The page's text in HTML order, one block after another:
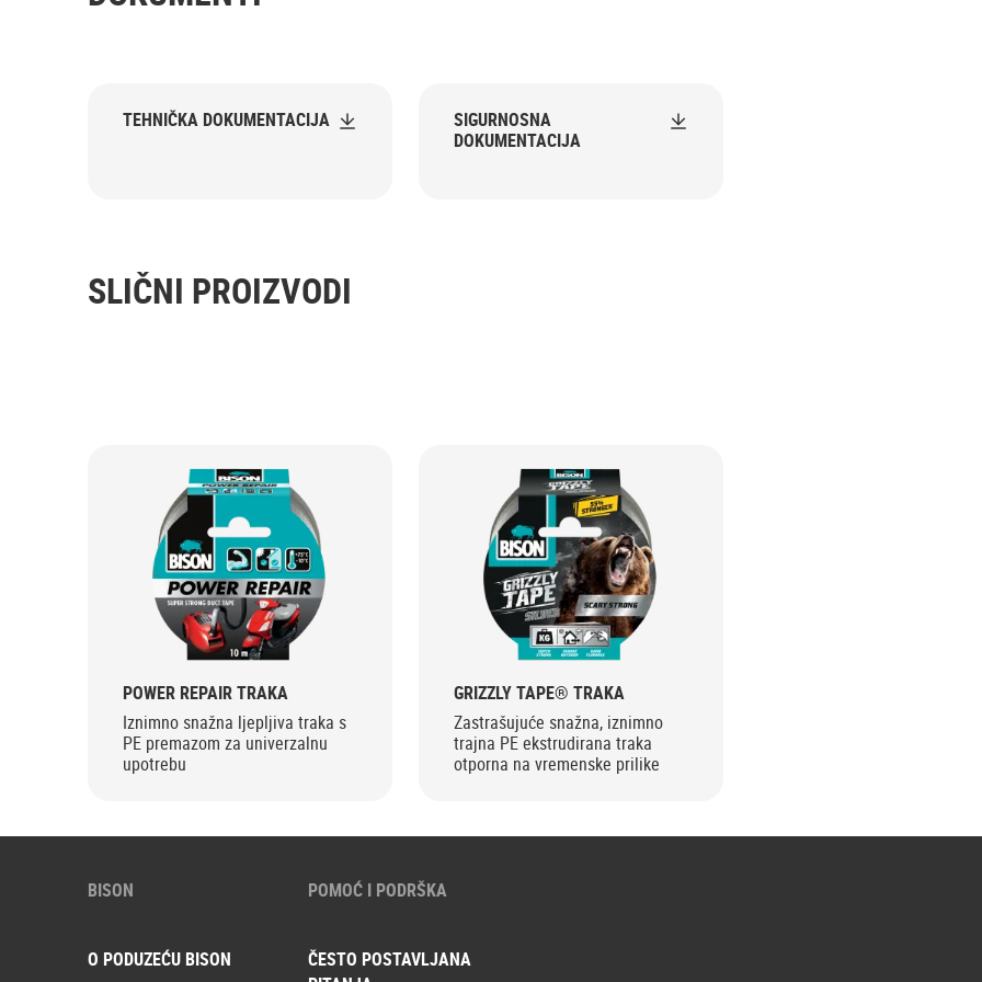
TEHNIČKA DOKUMENTACIJA
SIGURNOSNA
DOKUMENTACIJA
SLIČNI PROIZVODI
POWER REPAIR TRAKA
Iznimno snažna ljepljiva traka s
PE premazom za univerzalnu
upotrebu
GRIZZLY TAPE® TRAKA
Zastrašujuće snažna, iznimno
trajna PE ekstrudirana traka
otporna na vremenske prilike
BISON
O PODUZEĆU BISON
POMOĆ I PODRŠKA
ČESTO POSTAVLJANA